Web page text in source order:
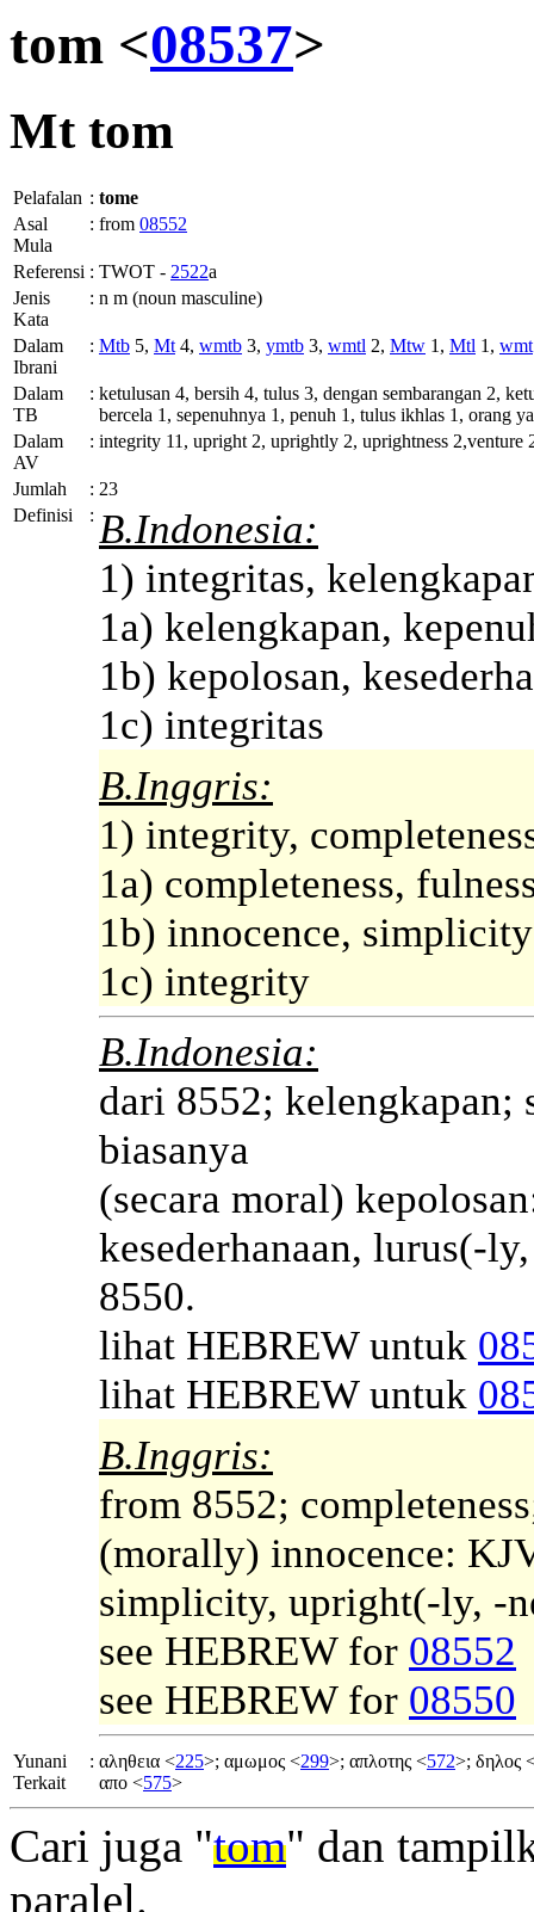
tom <08537>
Mttom
Pelafalan : tome
Asal
Mula
: from 08552
Referensi : TWOT - 2522a
Jenis
Kata
: n m (noun masculine)
Dalam
Ibrani
: Mtb 5, Mt 4, wmtb 3, ymtb 3, wmtl 2, Mtw 1, Mtl 1, wmt
Dalam
TB
: ketulusan 4, bersih 4, tulus 3, dengan sembarangan 2,
bercela 1, sepenuhnya 1, penuh 1, tulus ikhlas 1, orang
Dalam
AV
: integrity 11, upright 2, uprightly 2, uprightness
Jumlah : 23
Definisi
: B.Indonesia:
1) integritas,
1a) kelengkapan,
1b) kepolosan,
1c) integritas
B.Inggris:
1) integrity,
1a) completeness,
1b) innocence, simplicity
1c) integrity
B.Indonesia:
dari 8552; kelengkapan;
biasanya
(secara moral)
kesederhanaan, lurus(-
8550.
lihat HEBREW untuk
lihat HEBREW untuk
B.Inggris:
from 8552;
(morally) innocence:
simplicity, upright(-ly, -
see HEBREW for 08552
see HEBREW for 08550
Yunani
Terkait
: αληθεια <225>; αμωμος <299>; απλοτης <572>; δηλος
απο <575>
Cari juga "tom" dan
paralel.